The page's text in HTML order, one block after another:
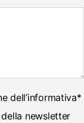
dell’informativa*
newsletter